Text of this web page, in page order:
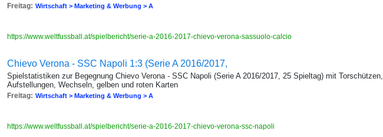
Freitag: Wirtschaft > Marketing & Werbung > A
https://www.weltfussball.at/spielbericht/serie-a-2016-2017-chievo-verona-sassuolo-calcio
Chievo Verona - SSC Napoli 1:3 (Serie A 2016/2017,
Spielstatistiken zur Begegnung Chievo Verona - SSC Napoli (Serie A 2016/2017, 25 Spieltag) mit Torschützen,
Aufstellungen, Wechseln, gelben und roten Karten
Freitag: Wirtschaft > Marketing & Werbung > A
https://www.weltfussball.at/spielbericht/serie-a-2016-2017-chievo-verona-ssc-napoli